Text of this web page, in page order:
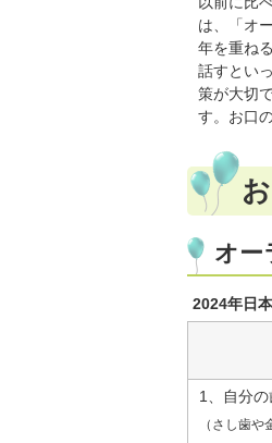
は、「オ
年を重ね
話すとい
策が大切
す。お口
オー
2024年日
1、自分
（さし歯